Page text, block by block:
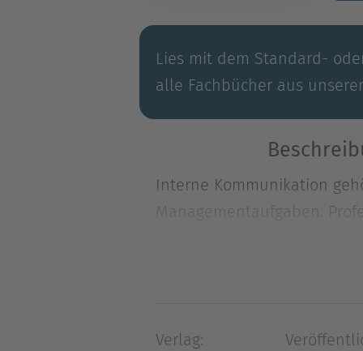
Lies mit dem Standard-
alle Fachbücher aus
Interne Kommunikation
Managementaufgaben.
Managementaufgaben.
ungeahnte Energien
Verlag: